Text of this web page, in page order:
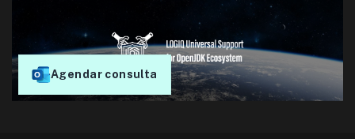
Agendar consulta